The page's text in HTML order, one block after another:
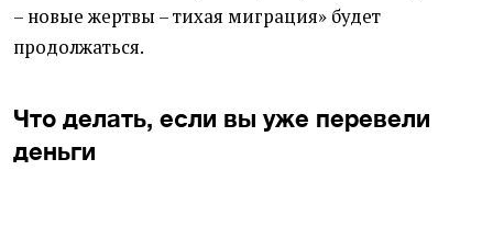
– новые жертвы – тихая миграция» будет
продолжаться.
Что делать, если вы уже перевели
деньги